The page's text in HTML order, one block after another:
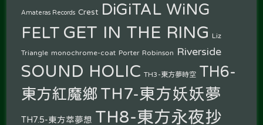
Amateras Records Crest DiGiTAL WiNG
FELT GET IN THE RING Liz
Triangle monochrome-coat Porter Robinson Riverside
SOUND HOLIC TH3-東方夢時空 TH6-
東方紅魔鄉 TH7-東方妖妖夢
TH7.5-東方萃夢想 TH8-東方永夜抄